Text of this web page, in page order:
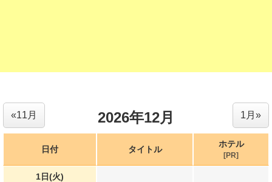
2026年12月 1月»
«11月
日付 タイトル
ホテル
[PR]
1日(火)